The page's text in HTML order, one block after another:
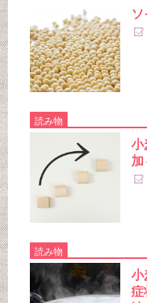
読み物
小
加
読み物
小
症